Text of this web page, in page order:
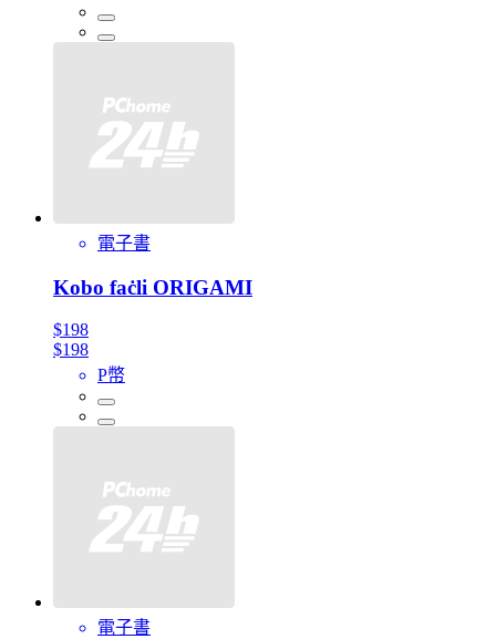
電子書
Kobo faċli ORIGAMI
$198
$198
P幣
電子書